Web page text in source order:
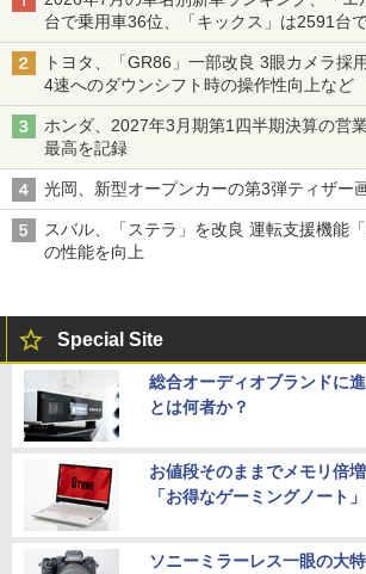
台で乗用車36位、「キックス」は2591台
トヨタ、「GR86」一部改良 3眼カメラ採
4速へのダウンシフト時の操作性向上など
ホンダ、2027年3月期第1四半期決算の営
最高を記録
光岡、新型オープンカーの第3弾ティザー
スバル、「ステラ」を改良 運転支援機能
の性能を向上
Special Site
総合オーディオブランドに
とは何者か？
お値段そのままでメモリ倍
「お得なゲーミングノート」
ソニーミラーレス一眼の大